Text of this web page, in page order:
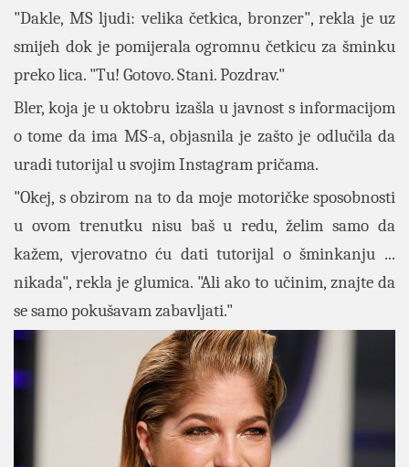
"Dakle, MS ljudi: velika četkica, bronzer", rekla je uz
smijeh dok je pomijerala ogromnu četkicu za šminku
preko lica. "Tu! Gotovo. Stani. Pozdrav."
Bler, koja je u oktobru izašla u javnost s informacijom
o tome da ima MS-a, objasnila je zašto je odlučila da
uradi tutorijal u svojim Instagram pričama.
"Okej, s obzirom na to da moje motoričke sposobnosti
u ovom trenutku nisu baš u redu, želim samo da
kažem, vjerovatno ću dati tutorijal o šminkanju ...
nikada", rekla je glumica. "Ali ako to učinim, znajte da
se samo pokušavam zabavljati."